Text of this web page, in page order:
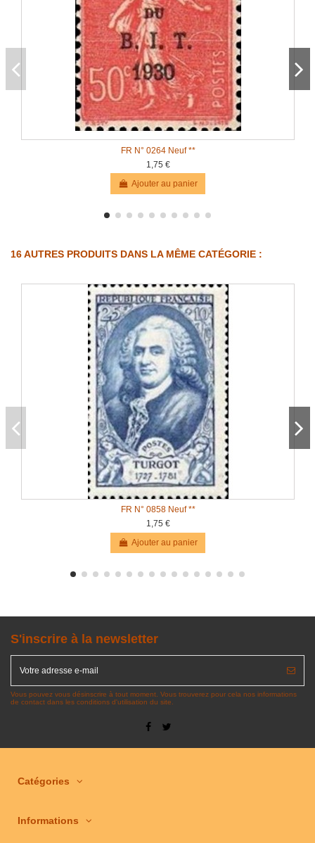
FR N° 0264 Neuf **
1,75 €
Ajouter au panier
16 AUTRES PRODUITS DANS LA MÊME CATÉGORIE :
FR N° 0858 Neuf **
1,75 €
Ajouter au panier
S'inscrire à la newsletter
Vous pouvez vous désinscrire à tout moment. Vous trouverez pour cela nos informations
de contact dans les conditions d'utilisation du site.
Catégories
Informations